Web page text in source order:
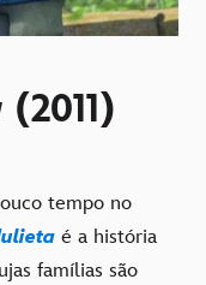
(2011)
tempo no
é a história
famílias são